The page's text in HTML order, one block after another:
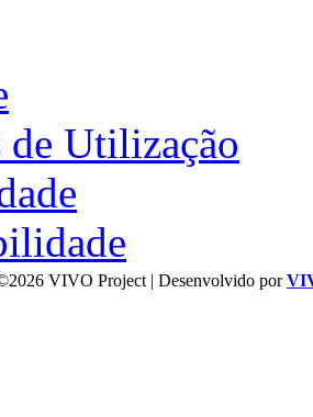
de Utilização
VIVO Project | Desenvolvido por